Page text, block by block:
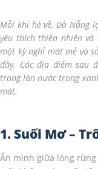
Mỗi khi hè về, Đà Nẵng
yêu thích thiên nhiên
một kỳ nghỉ mát mẻ và
đây. Các địa điểm sau
trong làn nước trong
mát.
1. Suối Mơ –
Ẩn mình giữa lòng rừng